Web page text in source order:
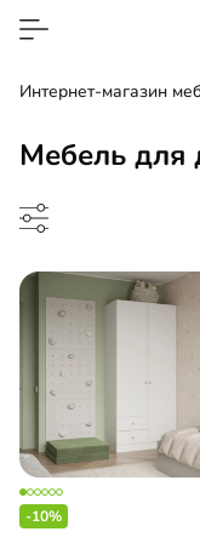
Интернет-магазин
Мебель для
-10%